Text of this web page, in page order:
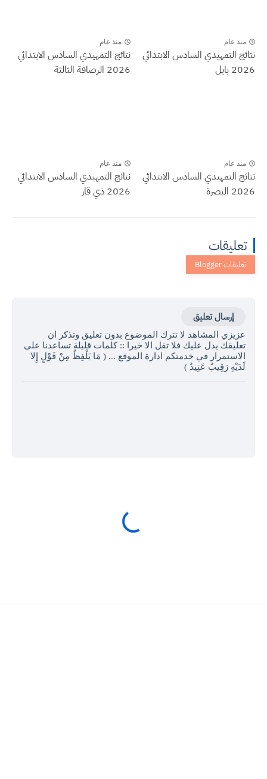
منذ عام
نتائج التمهيدي السادس الابتدائي
2026 بابل
منذ عام
نتائج التمهيدي السادس الابتدائي
2026 الرصافة الثالثة
منذ عام
نتائج التمهيدي السادس الابتدائي
2026 البصرة
منذ عام
نتائج التمهيدي السادس الابتدائي
2026 ذي قار
تعليقات
إرسال تعليق
عزيزي المشاهد لا تترك الموضوع بدون تعليق وتذكر ان
تعليقك يدل عليك فلا تقل الا خيرا :: كلمات قليلة تساعدنا على
الاستمرار في خدمتكم ادارة الموقع ... ( مَا يَلْفِظُ مِنْ قَوْلٍ إِلا
لَدَيْهِ رَقِيبٌ عَتِيدٌ )